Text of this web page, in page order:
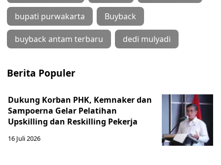
bupati purwakarta Buyback
buyback antam terbaru dedi mulyadi
Berita Populer
Dukung Korban PHK, Kemnaker dan
Sampoerna Gelar Pelatihan
Upskilling dan Reskilling Pekerja
16 Juli 2026